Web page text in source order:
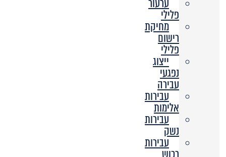
פלילי
מחיקת
רישום
פלילי
ייצוג
נפגעי
עבירה
עבירות
אלימות
עבירות
נשק
עבירות